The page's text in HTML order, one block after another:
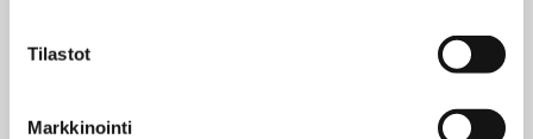
Tilastot
Markkinointi
Lattiavaa’at
Palkkivaaka